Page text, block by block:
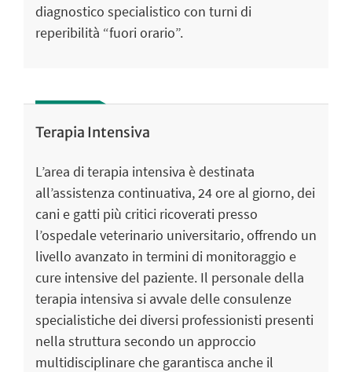
diagnostico specialistico con turni di
reperibilità “fuori orario”.
Terapia Intensiva
L’area di terapia intensiva è destinata
all’assistenza continuativa, 24 ore al giorno, dei
cani e gatti più critici ricoverati presso
l’ospedale veterinario universitario, offrendo un
livello avanzato in termini di monitoraggio e
cure intensive del paziente. Il personale della
terapia intensiva si avvale delle consulenze
specialistiche dei diversi professionisti presenti
nella struttura secondo un approccio
multidisciplinare che garantisca anche il